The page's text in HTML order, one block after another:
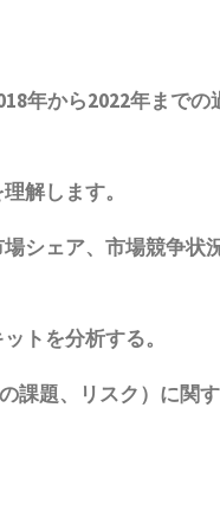
年から2022年までの
解します。
シェア、市場競争状況
ット を分析する。
課題、リスク）に関